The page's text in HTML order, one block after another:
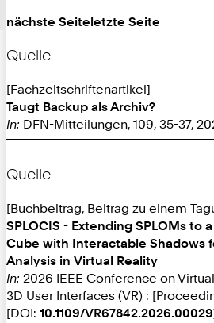
nächste Seiteletzte Seite
Quelle
[Fachzeitschriftenartikel]
Taugt Backup als Archiv?
In: DFN-Mitteilungen, 109, 35-37,
Quelle
[Buchbeitrag, Beitrag zu einem
SPLOCIS - Extending SPLOMs to
Cube with Interactable Shadows
Analysis in Virtual Reality
In: 2026 IEEE Conference on
3D User Interfaces (VR) :
[DOI: 10.1109/VR67842.2026.00029